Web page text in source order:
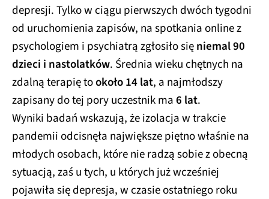
depresji. Tylko w ciągu pierwszych dwóch tygodni
od uruchomienia zapisów, na spotkania online z
psychologiem i psychiatrą zgłosiło sięniemal 90
dzieci i nastolatków. Średnia wieku chętnych na
zdalną terapię tookoło 14 lat, a najmłodszy
zapisany do tej pory uczestnik ma6 lat.
Wyniki badań wskazują, że izolacja w trakcie
pandemii odcisnęła największe piętno właśnie na
młodych osobach, które nie radzą sobie z obecną
sytuacją, zaś u tych, u których już wcześniej
pojawiła się depresja, w czasie ostatniego roku